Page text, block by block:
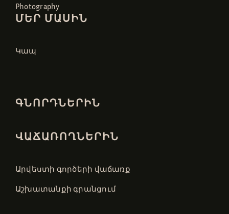
Photography
ՄԵՐ ՄԱՍԻՆ
Կապ
ԳՆՈՐԴՆԵՐԻՆ
ՎԱՃԱՌՈՂՆԵՐԻՆ
Արվեստի գործերի վաճառք
Աշխատանքի գրանցում